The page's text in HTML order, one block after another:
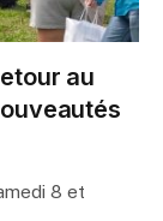
au
8 et